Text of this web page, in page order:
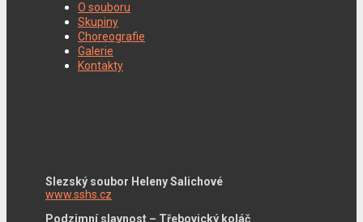
O souboru
Skupiny
Choreografie
Galerie
Kontakty
Slezský soubor Heleny Salichové
www.sshs.cz
Podzimní slavnost – Třebovický koláč